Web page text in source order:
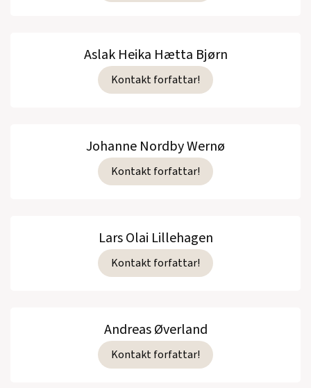
Aslak Heika Hætta Bjørn
Kontakt forfattar!
Johanne Nordby Wernø
Kontakt forfattar!
Lars Olai Lillehagen
Kontakt forfattar!
Andreas Øverland
Kontakt forfattar!